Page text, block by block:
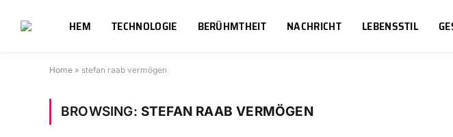
HEM TECHNOLOGIE BERÜHMTHEIT NACHRICHT LEBENSSTIL
Home » stefan raab vermögen
BROWSING: STEFAN RAAB VERMÖGEN